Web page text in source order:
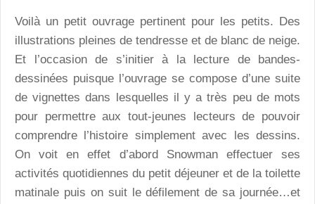
Voilà un petit ouvrage pertinent pour les petits. Des
illustrations pleines de tendresse et de blanc de neige.
Et l’occasion de s’initier à la lecture de bandes-
dessinées puisque l’ouvrage se compose d’une suite
de vignettes dans lesquelles il y a très peu de mots
pour permettre aux tout-jeunes lecteurs de pouvoir
comprendre l’histoire simplement avec les dessins.
On voit en effet d’abord Snowman effectuer ses
activités quotidiennes du petit déjeuner et de la toilette
matinale puis on suit le défilement de sa journée…et